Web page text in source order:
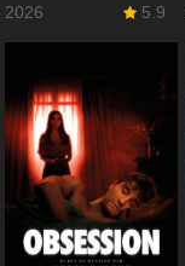
2026 5.9